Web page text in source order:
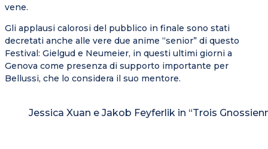
vene.
Gli applausi calorosi del pubblico in finale sono stati
decretati anche alle vere due anime “senior” di questo
Festival: Gielgud e Neumeier, in questi ultimi giorni a
Genova come presenza di supporto importante per
Bellussi, che lo considera il suo mentore.
Jessica Xuan e Jakob Feyferlik in “Trois